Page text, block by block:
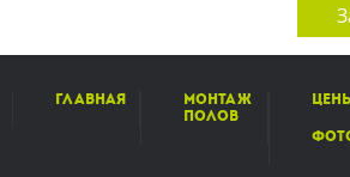
Главная
Монтаж
полов